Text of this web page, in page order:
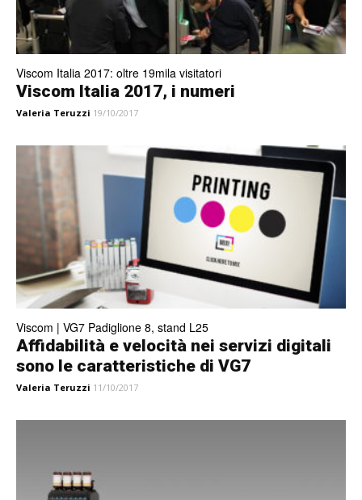
Viscom Italia 2017: oltre 19mila visitatori
Viscom Italia 2017, i numeri
Valeria Teruzzi 19/10/2017
Viscom | VG7 Padiglione 8, stand L25
Affidabilità e velocità nei servizi digitali
sono le caratteristiche di VG7
Valeria Teruzzi 11/10/2017